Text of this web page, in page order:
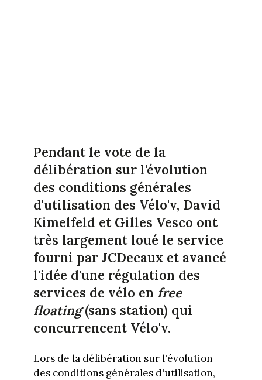
Pendant le vote de la
délibération sur l'évolution
des conditions générales
d'utilisation des Vélo'v, David
Kimelfeld et Gilles Vesco ont
très largement loué le service
fourni par JCDecaux et avancé
l'idée d'une régulation des
services de vélo en free
floating(sans station) qui
concurrencent Vélo'v.
Lors de la délibération sur l'évolution
des conditions générales d'utilisation,